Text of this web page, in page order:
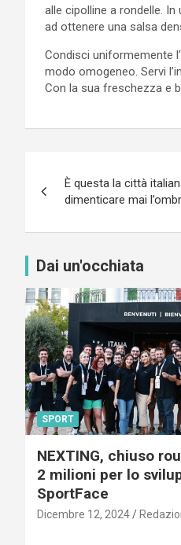
alle cipolline a rondelle. In
ad ottenere una salsa
Condisci uniformemente
modo omogeneo. Servi
Con la sua freschezza e
articoli
È questa la città
dimenticare mai
Dai un'occhiata
SPORT
NEXTING, chiuso
2 milioni per lo
SportFace
Dicembre 12, 2024